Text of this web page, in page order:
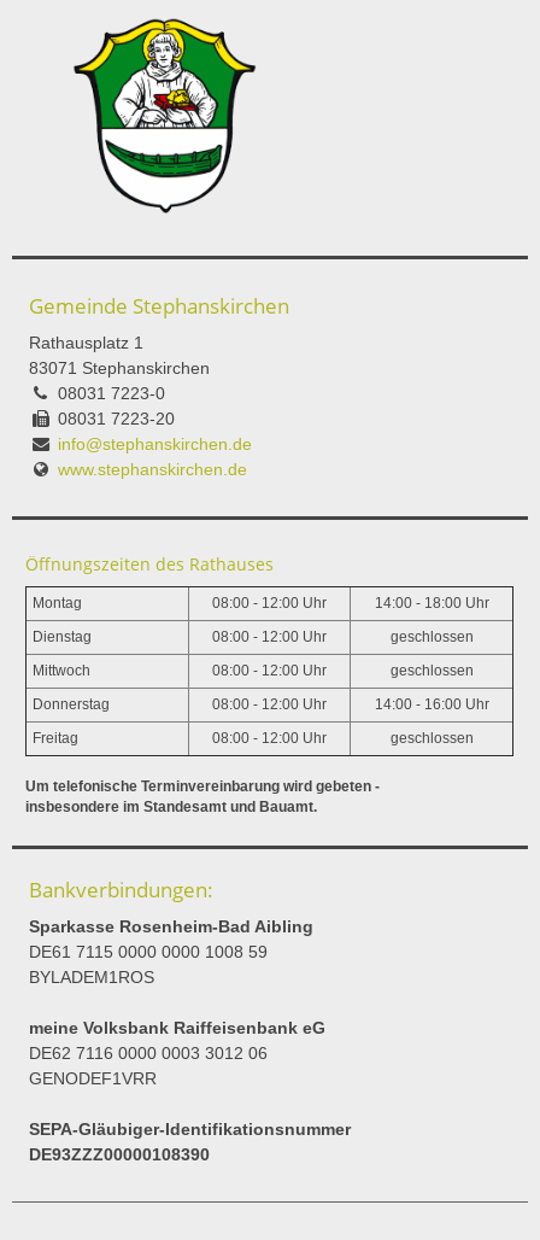
Gemeinde Stephanskirchen
Rathausplatz 1
83071 Stephanskirchen
08031 7223-0
08031 7223-20
info@stephanskirchen.de
www.stephanskirchen.de
Öffnungszeiten des Rathauses
Montag 08:00 - 12:00 Uhr 14:00 - 18:00 Uhr
Dienstag 08:00 - 12:00 Uhr geschlossen
Mittwoch 08:00 - 12:00 Uhr geschlossen
Donnerstag 08:00 - 12:00 Uhr 14:00 - 16:00 Uhr
Freitag 08:00 - 12:00 Uhr geschlossen
Um telefonische Terminvereinbarung wird gebeten -
insbesondere im Standesamt und Bauamt.
Bankverbindungen:
Sparkasse Rosenheim-Bad Aibling
DE61 7115 0000 0000 1008 59
BYLADEM1ROS
meine Volksbank Raiffeisenbank eG
DE62 7116 0000 0003 3012 06
GENODEF1VRR
SEPA-Gläubiger-Identifikationsnummer
DE93ZZZ00000108390